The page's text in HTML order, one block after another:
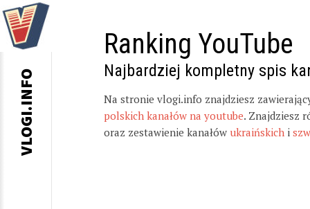
Ranking YouTube
Najbardziej kompletny spis
Na stronie vlogi.info znajdziesz
polskich kanałów na youtube. Znajdziesz
oraz zestawienie kanałów ukraińskich i
VLOGI.INFO